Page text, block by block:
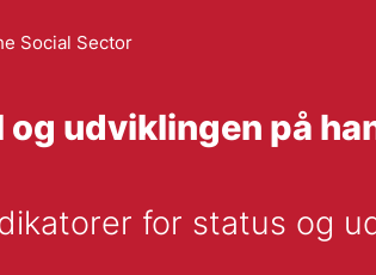
Social Sector
og udviklingen på
for status og